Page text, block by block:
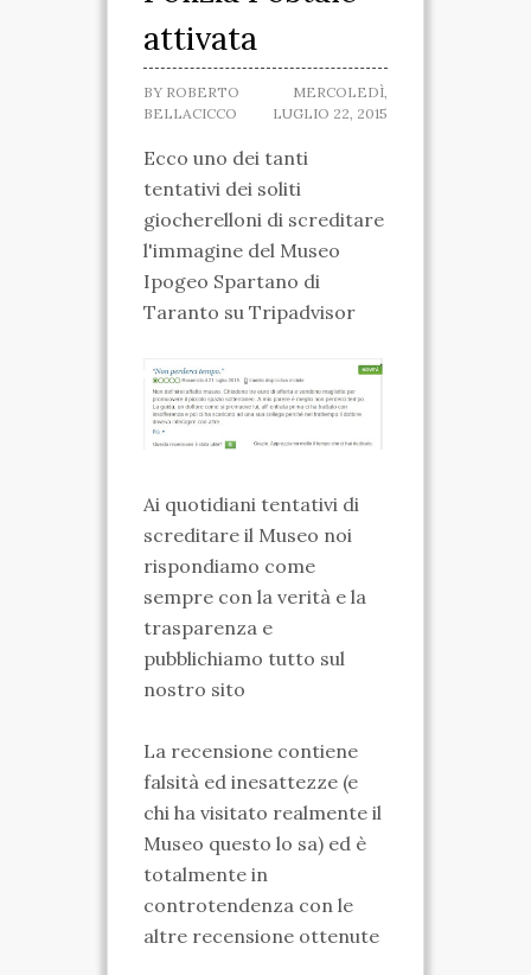
MUSEO IPOGEO
VISITE ED ESCURSIONI
RICONOSCIMENTI
attivata
BY ROBERTO
BELLACICCO
MERCOLEDÌ,
LUGLIO 22, 2015
Ecco uno dei tanti
tentativi dei soliti
giocherelloni di screditare
l'immagine del Museo
Ipogeo Spartano di
Taranto su Tripadvisor
Ai quotidiani tentativi di
screditare il Museo noi
rispondiamo come
sempre con la verità e la
trasparenza e
pubblichiamo tutto sul
nostro sito
La recensione contiene
falsità ed inesattezze (e
chi ha visitato realmente il
Museo questo lo sa) ed è
totalmente in
controtendenza con le
altre recensione ottenute